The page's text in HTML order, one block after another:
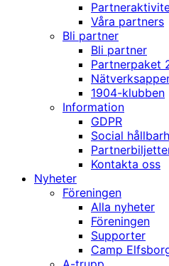
Våra partners
Bli partner
Bli partner
Partnerpaket
1904-klubben
Information
GDPR
Social
Kontakta oss
Nyheter
Föreningen
Alla nyheter
Föreningen
Supporter
Camp